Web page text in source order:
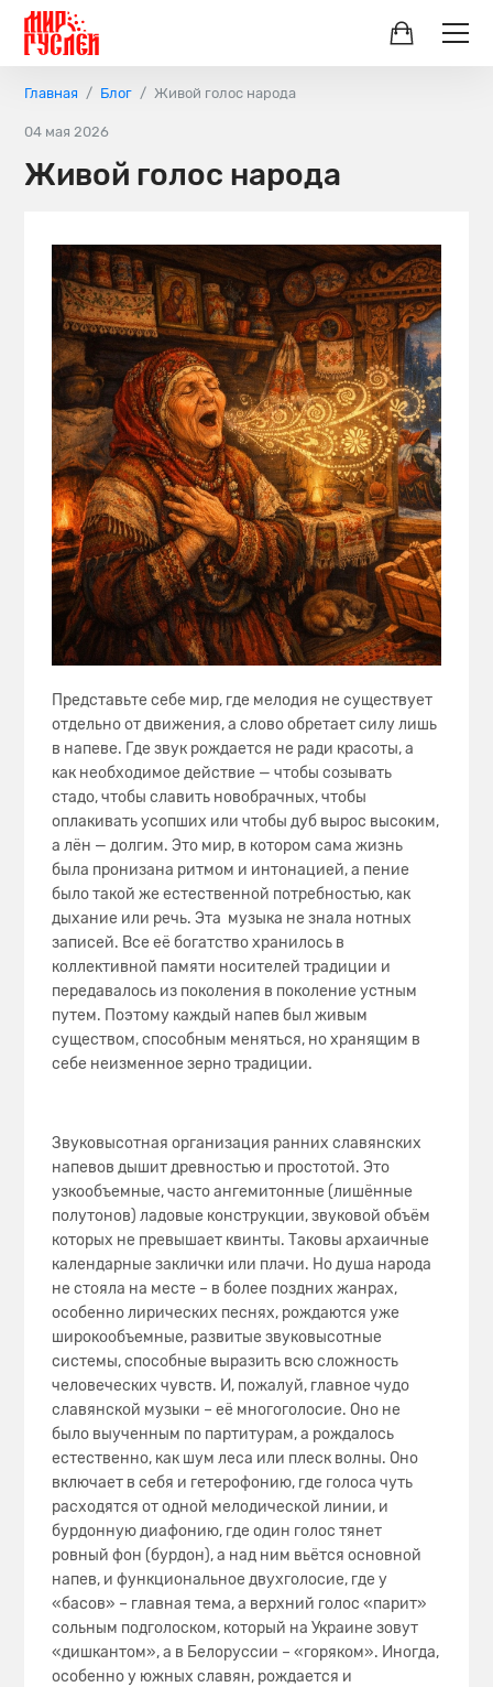
Главная Блог Живой голос народа
04 мая 2026
Живой голос народа
Представьте себе мир, где мелодия не существует
отдельно от движения, а слово обретает силу лишь
в напеве. Где звук рождается не ради красоты, а
как необходимое действие — чтобы созывать
стадо, чтобы славить новобрачных, чтобы
оплакивать усопших или чтобы дуб вырос высоким,
а лён — долгим. Это мир, в котором сама жизнь
была пронизана ритмом и интонацией, а пение
было такой же естественной потребностью, как
дыхание или речь. Эта музыка не знала нотных
записей. Все её богатство хранилось в
коллективной памяти носителей традиции и
передавалось из поколения в поколение устным
путем. Поэтому каждый напев был живым
существом, способным меняться, но хранящим в
себе неизменное зерно традиции.
Звуковысотная организация ранних славянских
напевов дышит древностью и простотой. Это
узкообъемные, часто ангемитонные (лишённые
полутонов) ладовые конструкции, звуковой объём
которых не превышает квинты. Таковы архаичные
календарные заклички или плачи. Но душа народа
не стояла на месте – в более поздних жанрах,
особенно лирических песнях, рождаются уже
широкообъемные, развитые звуковысотные
системы, способные выразить всю сложность
человеческих чувств. И, пожалуй, главное чудо
славянской музыки – её многоголосие. Оно не
было выученным по партитурам, а рождалось
естественно, как шум леса или плеск волны. Оно
включает в себя и гетерофонию, где голоса чуть
расходятся от одной мелодической линии, и
бурдонную диафонию, где один голос тянет
ровный фон (бурдон), а над ним вьётся основной
напев, и функциональное двухголосие, где у
«басов» – главная тема, а верхний голос «парит»
сольным подголоском, который на Украине зовут
«дишкантом», а в Белоруссии – «горяком». Иногда,
особенно у южных славян, рождается и